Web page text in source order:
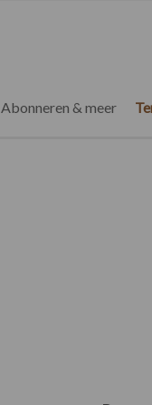
Abonneren & meer